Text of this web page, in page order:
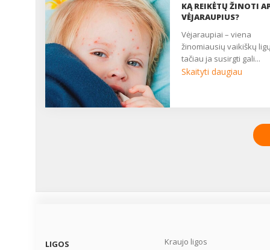
KĄ REIKĖTŲ ŽINOTI
VĖJARAUPIUS?
vėjaraupiai – viena
žinomiausių vaikiškų
tačiau ja susirgti gali...
Skaityti daugiau
LIGOS
Kraujo ligos